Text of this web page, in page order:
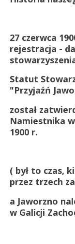
27 czerwca
rejestracja -
Statut
"Przyjaźń
został
Namiestnika
1900 r.
( był to czas,
przez trzech
a Jaworzno
w Galicji